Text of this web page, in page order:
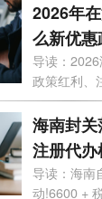
2026年
么新优
是块宝地
导读：2026
政策红利、
2026年...
海南封
注册代
口 / 三亚
导读：海南
动!6600 +